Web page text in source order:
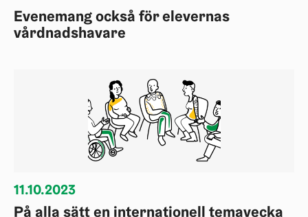
Evenemang också för elevernas
vårdnadshavare
11.10.2023
På alla sätt en internationell temavecka